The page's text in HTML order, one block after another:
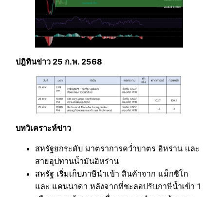
ปฎิทินข่าว 25 ก.พ. 2568
บทวิเคราะห์ข่าว
สหรัฐยกระดับ มาตราการคว่ำบาตร อิหร่าน และ
สายอุปทานน้ำมันอิหร่าน
สหรัฐ เริ่มเก็บภาษีนำเข้า สินค้าจาก แม็กซิโก
และ แคนนาดา หลังจากที่ชะลอปรับภาษีน้ำเข้า 1